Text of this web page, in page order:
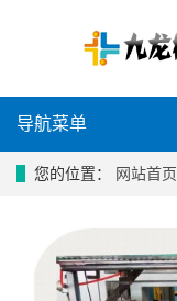
导航菜单
您的位置： 网站首页